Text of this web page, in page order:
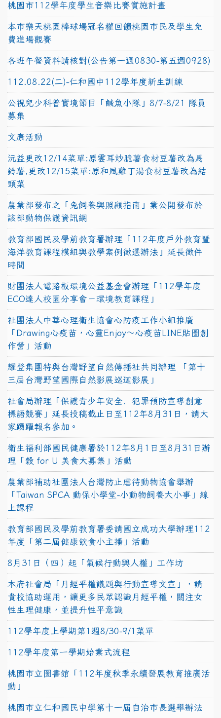
桃園市112學年度學生音樂比賽實施計畫
本市樂天桃園棒球場冠名權回饋桃園市民及學生免
費進場觀賽
各班午餐資料請核對(公告第一週0830-第五週0928)
112.08.22(二)-仁和國中112學年度新生訓練
公視兒少科普實境節目「鹹魚小隊」8/7-8/21 隊員
募集
文康活動
沅益更改12/14菜單:原雲耳炒脆薯食材豆薯改為馬
鈴薯,更改12/15菜單:原和風雞丁湯食材豆薯改為結
頭菜
農業部發布之「兔飼養與照顧指南」業公開發布於
該部動物保護資訊網
教育部國民及學前教育署辦理「112年度戶外教育暨
海洋教育課程模組與教學案例徵選辦法」延長徵件
時間
財團法人電路板環境公益基金會辦理「112學年度
ECO達人校園分享會－環境教育課程」
社團法人中華心理衛生協會心防疫工作小組推廣
「Drawing心疫苗，心靈Enjoy〜心疫苗LINE貼圖創
作營」活動
耀登集團特與台灣野望自然傳播社共同辦理 「第十
三屆台灣野望國際自然影展巡迴影展」
社會局辦理「保護青少年安全．犯罪預防宣導創意
標語競賽」延長投稿截止日至112年8月31日，請大
家踴躍報名參加。
衛生福利部國民健康署於112年8月1日至8月31日辦
理「穀 for U 美食大募集」活動
農業部補助社團法人台灣防止虐待動物協會舉辦
「Taiwan SPCA 動保小學堂-小動物飼養大小事」線
上課程
教育部國民及學前教育署委請國立成功大學辦理112
年度「第二屆健康飲食小主播」活動
8月31日（四）起「氣候行動與人權」工作坊
本府社會局「月經平權議題與行動宣導文宣」，請
貴校協助運用，讓更多民眾認識月經平權，關注女
性生理健康，並提升性平意識
112學年度上學期第1週8/30-9/1菜單
112學年度第一學期始業式流程
桃園市立圖書館「112年度秋季永續發展教育推廣活
動」
桃園市立仁和國民中學第十一屆自治市長選舉辦法